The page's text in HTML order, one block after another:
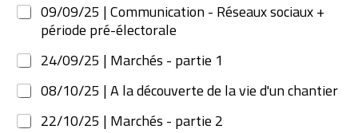
09/09/25 | Communication - Réseaux sociaux +
période pré-électorale
24/09/25 | Marchés - partie 1
08/10/25 | A la découverte de la vie d'un chantier
22/10/25 | Marchés - partie 2